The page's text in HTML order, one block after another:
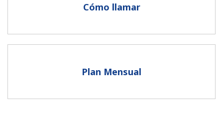
Al abrir una cuenta en este sitio web, estoy de acuerdo con
Cómo llamar
Plan Mensual